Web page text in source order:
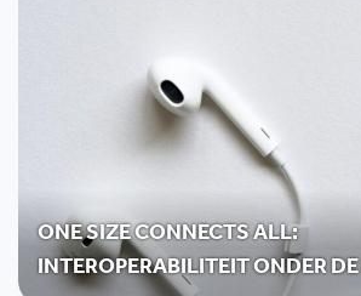
ONE SIZE CONNECTS ALL:
INTEROPERABILITEIT ONDER